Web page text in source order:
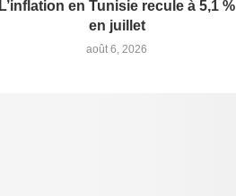
L’inflation en Tunisie recule à 5,1 %
en juillet
août 6, 2026